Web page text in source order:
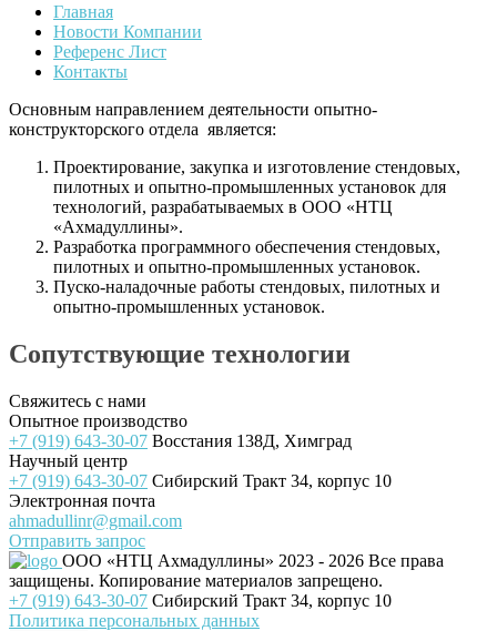
Главная
Новости Компании
Референс Лист
Контакты
Основным направлением деятельности опытно-
конструкторского отдела является:
Проектирование, закупка и изготовление стендовых,
пилотных и опытно-промышленных установок для
технологий, разрабатываемых в ООО «НТЦ
«Ахмадуллины».
Разработка программного обеспечения стендовых,
пилотных и опытно-промышленных установок.
Пуско-наладочные работы стендовых, пилотных и
опытно-промышленных установок.
Сопутствующие технологии
Свяжитесь с нами
Опытное производство
+7 (919) 643-30-07 Восстания 138Д, Химград
Научный центр
+7 (919) 643-30-07 Сибирский Тракт 34, корпус 10
Электронная почта
ahmadullinr@gmail.com
Отправить запрос
ООО «НТЦ Ахмадуллины» 2023 - 2026 Все права
защищены. Копирование материалов запрещено.
+7 (919) 643-30-07 Сибирский Тракт 34, корпус 10
Политика персональных данных